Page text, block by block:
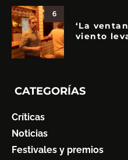
6
‘La
viento
CATEGORÍAS
Críticas
Noticias
Festivales y premios